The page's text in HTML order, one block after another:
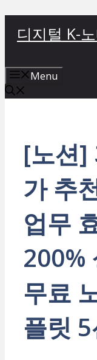
로
건
너
디지털 K-
Menu
[노션]
가 추
업무
200%
무료
플릿